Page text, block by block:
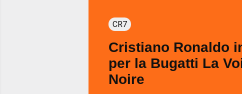
CR7
Cristiano Ronaldo
per la Bugatti La
Noire